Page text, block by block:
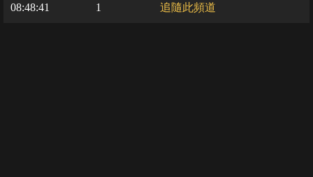
08:48:41 1 追隨此頻道